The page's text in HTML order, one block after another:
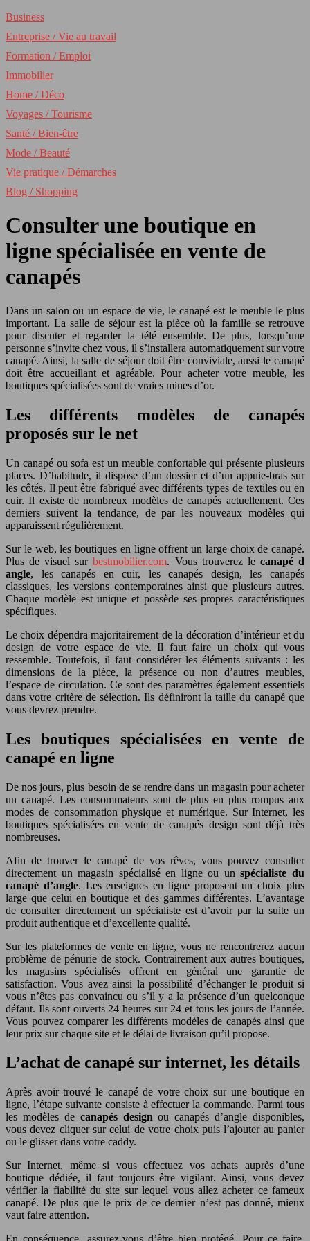
Business
Entreprise / Vie au travail
Formation / Emploi
Immobilier
Home / Déco
Voyages / Tourisme
Santé / Bien-être
Mode / Beauté
Vie pratique / Démarches
Blog / Shopping
Consulter une boutique en
ligne spécialisée en vente de
canapés
Dans un salon ou un espace de vie, le canapé est le meuble le plus
important. La salle de séjour est la pièce où la famille se retrouve
pour discuter et regarder la télé ensemble. De plus, lorsqu’une
personne s’invite chez vous, il s’installera automatiquement sur votre
canapé. Ainsi, la salle de séjour doit être conviviale, aussi le canapé
doit être accueillant et agréable. Pour acheter votre meuble, les
boutiques spécialisées sont de vraies mines d’or.
Les différents modèles de canapés
proposés sur le net
Un canapé ou sofa est un meuble confortable qui présente plusieurs
places. D’habitude, il dispose d’un dossier et d’un appuie-bras sur
les côtés. Il peut être fabriqué avec différents types de textiles ou en
cuir. Il existe de nombreux modèles de canapés actuellement. Ces
derniers suivent la tendance, de par les nouveaux modèles qui
apparaissent régulièrement.
Sur le web, les boutiques en ligne offrent un large choix de canapé.
Plus de visuel surbestmobilier.com. Vous trouverez le canapé d
angle, les canapés en cuir, lescanapés design, les canapés
classiques, les versions contemporaines ainsi que plusieurs autres.
Chaque modèle est unique et possède ses propres caractéristiques
spécifiques.
Le choix dépendra majoritairement de la décoration d’intérieur et du
design de votre espace de vie. Il faut faire un choix qui vous
ressemble. Toutefois, il faut considérer les éléments suivants : les
dimensions de la pièce, la présence ou non d’autres meubles,
l’espace de circulation. Ce sont des paramètres également essentiels
dans votre critère de sélection. Ils définiront la taille du canapé que
vous devrez prendre.
Les boutiques spécialisées en vente de
canapé en ligne
De nos jours, plus besoin de se rendre dans un magasin pour acheter
un canapé. Les consommateurs sont de plus en plus rompus aux
modes de consommation physique et numérique. Sur Internet, les
boutiques spécialisées en vente de canapés design sont déjà très
nombreuses.
Afin de trouver le canapé de vos rêves, vous pouvez consulter
directement un magasin spécialisé en ligne ou unspécialiste du
canapé d’angle. Les enseignes en ligne proposent un choix plus
large que celui en boutique et des gammes différentes. L’avantage
de consulter directement un spécialiste est d’avoir par la suite un
produit authentique et d’excellente qualité.
Sur les plateformes de vente en ligne, vous ne rencontrerez aucun
problème de pénurie de stock. Contrairement aux autres boutiques,
les magasins spécialisés offrent en général une garantie de
satisfaction. Vous avez ainsi la possibilité d’échanger le produit si
vous n’êtes pas convaincu ou s’il y a la présence d’un quelconque
défaut. Ils sont ouverts 24 heures sur 24 et tous les jours de l’année.
Vous pouvez comparer les différents modèles de canapés ainsi que
leur prix sur chaque site et le délai de livraison qu’il propose.
L’achat de canapé sur internet, les détails
Après avoir trouvé le canapé de votre choix sur une boutique en
ligne, l’étape suivante consiste à effectuer la commande. Parmi tous
les modèles de canapés design ou canapés d’angle disponibles,
vous devez cliquer sur celui de votre choix puis l’ajouter au panier
ou le glisser dans votre caddy.
Sur Internet, même si vous effectuez vos achats auprès d’une
boutique dédiée, il faut toujours être vigilant. Ainsi, vous devez
vérifier la fiabilité du site sur lequel vous allez acheter ce fameux
canapé. De plus que le prix de ce dernier n’est pas donné, mieux
vaut faire attention.